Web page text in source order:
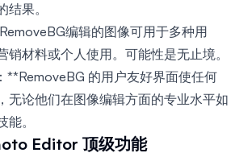
果。
编辑的图像可用于多种用
销材料或个人使用。可能性是无止境。
**RemoveBG 的用户友好界面使任何
无论他们在图像编辑方面的专业水平如
。
Editor 顶级功能